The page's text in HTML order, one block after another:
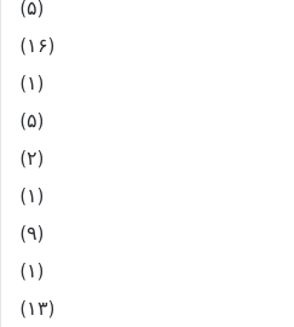
(۵)
(۱۶)
(۱)
(۵)
(۲)
(۱)
(۹)
(۱)
(۱۳)